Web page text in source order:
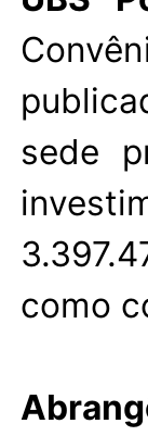
sede
como